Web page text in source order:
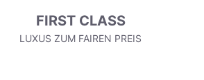
FIRST CLASS
LUXUS ZUM FAIREN PREIS